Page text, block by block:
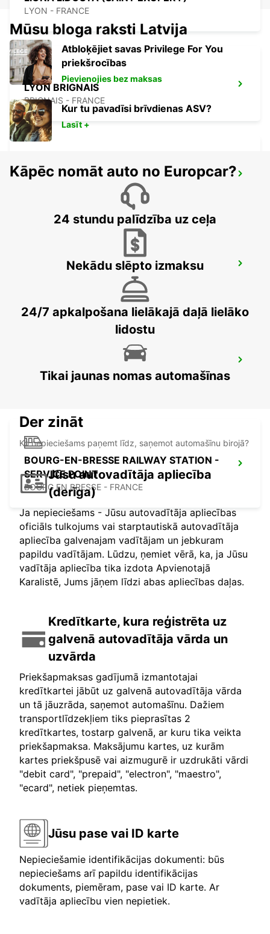
LYON - FRANCE
LYON BRIGNAIS
BRIGNAIS - FRANCE
VILLEFRANCHE-SUR-SAONE
VILLEFRANCHE SUR SAONE - FRANCE
SAINT-ETIENNE
SAINT ETIENNE - FRANCE
SAINT-ETIENNE RAILWAY STATION -
SERVICE POINT
ST ETIENNE - FRANCE
BOURG-EN-BRESSE RAILWAY STATION -
SERVICE POINT
BOURG EN BRESSE - FRANCE
Mūsu bloga raksti Latvija
Atbloķējiet savas Privilege For You
priekšrocības
Pievienojies bez maksas
Kur tu pavadīsi brīvdienas ASV?
Lasīt +
Kāpēc nomāt auto no Europcar?
24 stundu palīdzība uz ceļa
Nekādu slēpto izmaksu
24/7 apkalpošana lielākajā daļā lielāko
lidostu
Tikai jaunas nomas automašīnas
Der zināt
Ko nepieciešams paņemt līdz, saņemot automašīnu birojā?
Jūsu autovadītāja apliecība
(derīga)
Ja nepieciešams - Jūsu autovadītāja apliecības
oficiāls tulkojums vai starptautiskā autovadītāja
apliecība galvenajam vadītājam un jebkuram
papildu vadītājam. Lūdzu, ņemiet vērā, ka, ja Jūsu
vadītāja apliecība tika izdota Apvienotajā
Karalistē, Jums jāņem līdzi abas apliecības daļas.
Kredītkarte, kura reģistrēta uz
galvenā autovadītāja vārda un
uzvārda
Priekšapmaksas gadījumā izmantotajai
kredītkartei jābūt uz galvenā autovadītāja vārda
un tā jāuzrāda, saņemot automašīnu. Dažiem
transportlīdzekļiem tiks pieprasītas 2
kredītkartes, tostarp galvenā, ar kuru tika veikta
priekšapmaksa. Maksājumu kartes, uz kurām
kartes priekšpusē vai aizmugurē ir uzdrukāti vārdi
"debit card", "prepaid", "electron", "maestro",
"ecard", netiek pieņemtas.
Jūsu pase vai ID karte
Nepieciešamie identifikācijas dokumenti: būs
nepieciešams arī papildu identifikācijas
dokuments, piemēram, pase vai ID karte. Ar
vadītāja apliecību vien nepietiek.